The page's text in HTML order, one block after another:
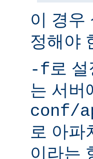
이 경우
정해야
-f로
는 서버
conf/
로 아파
이라는